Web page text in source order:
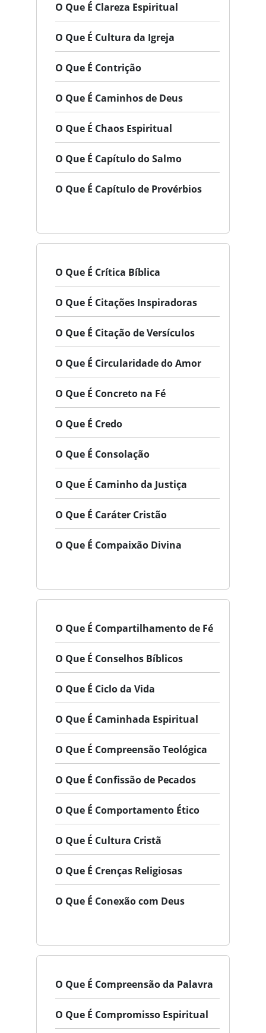
O Que É Clareza Espiritual
O Que É Cultura da Igreja
O Que É Contrição
O Que É Caminhos de Deus
O Que É Chaos Espiritual
O Que É Capítulo do Salmo
O Que É Capítulo de Provérbios
O Que É Crítica Bíblica
O Que É Citações Inspiradoras
O Que É Citação de Versículos
O Que É Circularidade do Amor
O Que É Concreto na Fé
O Que É Credo
O Que É Consolação
O Que É Caminho da Justiça
O Que É Caráter Cristão
O Que É Compaixão Divina
O Que É Compartilhamento de Fé
O Que É Conselhos Bíblicos
O Que É Ciclo da Vida
O Que É Caminhada Espiritual
O Que É Compreensão Teológica
O Que É Confissão de Pecados
O Que É Comportamento Ético
O Que É Cultura Cristã
O Que É Crenças Religiosas
O Que É Conexão com Deus
O Que É Compreensão da Palavra
O Que É Compromisso Espiritual